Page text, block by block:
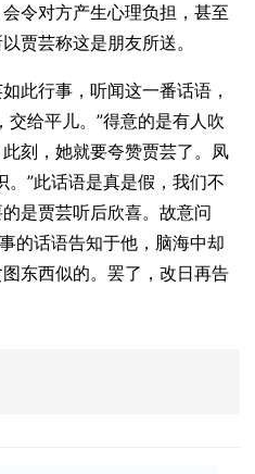
令对方产生心理负担，甚至
贾芸称这是朋友所送。
此行事，听闻这一番话语，
给平儿。”得意的是有人吹
刻，她就要夸赞贾芸了。凤
”此话语是真是假，我们不
是贾芸听后欣喜。故意问
的话语告知于他，脑海中却
东西似的。罢了，改日再告